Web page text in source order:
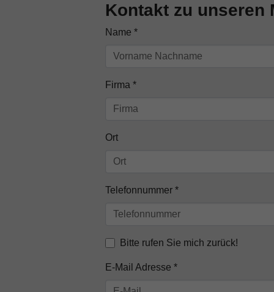
Kontakt zu unseren
Name *
Firma *
Ort
Telefonnummer *
Bitte rufen Sie mich zurück!
E-Mail Adresse *